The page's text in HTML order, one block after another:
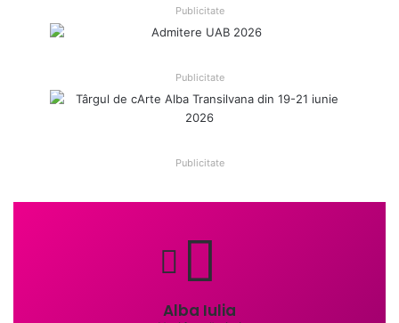
Publicitate
Publicitate
Publicitate
Alba Iulia